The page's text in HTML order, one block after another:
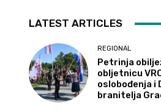
LATEST ARTICLES
REGIONAL
Petrinja
obljetnicu
oslobođenja i
branitelja